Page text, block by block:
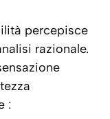
percepisce
razionale.
: